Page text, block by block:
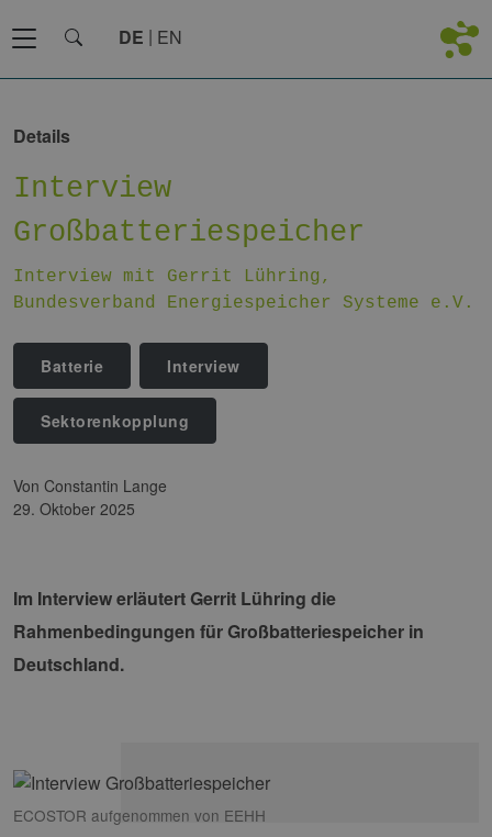
DE EN
Details
Interview
Großbatteriespeicher
Interview mit Gerrit Lühring,
Bundesverband Energiespeicher Systeme e.V.
Batterie Interview
Sektorenkopplung
Im Interview erläutert Gerrit Lühring die
Rahmenbedingungen für Großbatteriespeicher in
Deutschland.
ECOSTOR aufgenommen von EEHH
von Constantin Lange
29. Oktober 2025